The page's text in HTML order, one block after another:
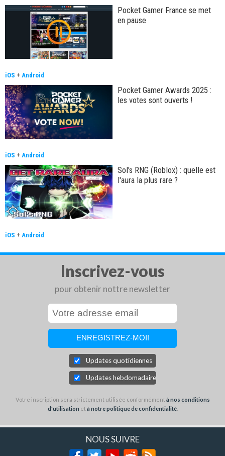
Pocket Gamer France se met
en pause
iOS + Android
Pocket Gamer Awards 2025 :
les votes sont ouverts !
iOS + Android
Sol's RNG (Roblox) : quelle est
l'aura la plus rare ?
iOS + Android
Inscrivez-vous
pour obtenir nottre newsletter
Updates quotidiennes
Updates hebdomadaires
Votre inscription sera strictement utilisée conformémentà nos conditions
d'utilisation età notre politique de confidentialité.
NOUS SUIVRE